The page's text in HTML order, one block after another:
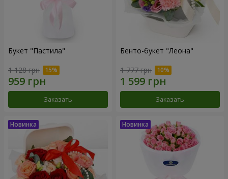
Букет "Пастила"
1 128 грн
Заказать
Бенто-букет "Леона"
1 777 грн
Заказать